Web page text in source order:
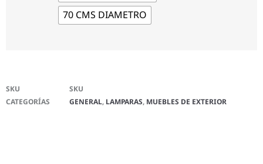
70 CMS DIAMETRO
SKU
SKU
CATEGORÍAS
GENERAL, LAMPARAS, MUEBLES DE EXTERIOR